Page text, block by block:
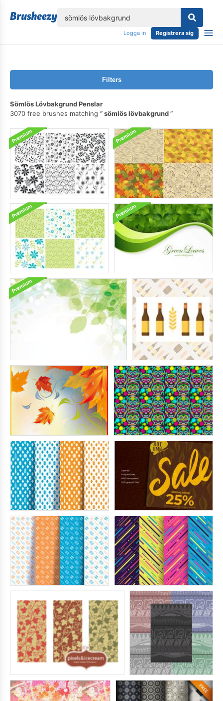
Logga in Registrera sig
Filters
Sömlös Lövbakgrund Penslar
3070 free brushes matching
sömlös lövbakgrund